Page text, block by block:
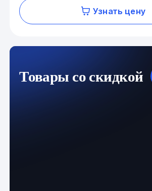
Узнать цену
Товары со скидкой